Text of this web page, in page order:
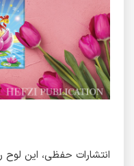
انتشارات حفظی، این لوح